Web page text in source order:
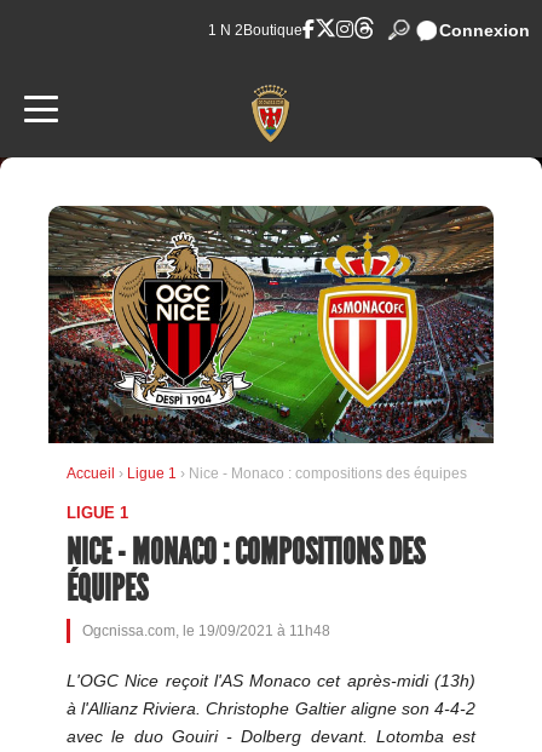
1 N 2 Boutique Connexion
Accueil › Ligue 1 › Nice - Monaco : compositions des équipes
LIGUE 1
NICE - MONACO : COMPOSITIONS DES
ÉQUIPES
Ogcnissa.com, le 19/09/2021 à 11h48
L'OGC Nice reçoit l'AS Monaco cet après-midi (13h)
à l'Allianz Riviera. Christophe Galtier aligne son 4-4-2
avec le duo Gouiri - Dolberg devant. Lotomba est